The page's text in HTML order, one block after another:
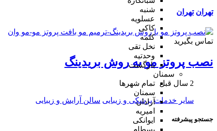
شنبه
عسلویه
کاکی
کلمه
نخل تقی
وحدتیه
بازگشت
سمنان
تمام شهر‌ها
سمنان
آرادان
امیریه
ایوانکی
تهران تهران
تماس بگیرید
نصب پروتز مو به روش بریدینگ
2 سال قبل
سایر خدمات پزشکی و زیبایی سالن آرایش و زیبایی
جستجو پیشرفته